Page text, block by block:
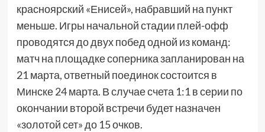
красноярский «Енисей», набравший на пункт
меньше. Игры начальной стадии плей-офф
проводятся до двух побед одной из команд:
матч на площадке соперника запланирован на
21 марта, ответный поединок состоится в
Минске 24 марта. В случае счета 1:1 в серии по
окончании второй встречи будет назначен
«золотой сет» до 15 очков.